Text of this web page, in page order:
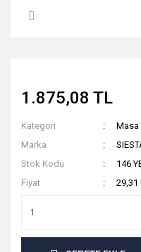
1.875,08 TL
Kategori
Masa
Marka
Stok Kodu
146
Fiyat
29,31